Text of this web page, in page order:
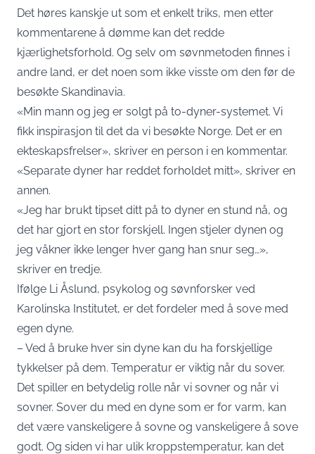
Det høres kanskje ut som et enkelt triks, men etter
kommentarene å dømme kan det redde
kjærlighetsforhold. Og selv om søvnmetoden finnes i
andre land, er det noen som ikke visste om den før de
besøkte Skandinavia.
«Min mann og jeg er solgt på to-dyner-systemet. Vi
fikk inspirasjon til det da vi besøkte Norge. Det er en
ekteskapsfrelser», skriver en person i en kommentar.
«Separate dyner har reddet forholdet mitt», skriver en
annen.
«Jeg har brukt tipset ditt på to dyner en stund nå, og
det har gjort en stor forskjell. Ingen stjeler dynen og
jeg våkner ikke lenger hver gang han snur seg…»,
skriver en tredje.
Ifølge Li Åslund, psykolog og søvnforsker ved
Karolinska Institutet, er det fordeler med å sove med
egen dyne.
– Ved å bruke hver sin dyne kan du ha forskjellige
tykkelser på dem. Temperatur er viktig når du sover.
Det spiller en betydelig rolle når vi sovner og når vi
sovner. Sover du med en dyne som er for varm, kan
det være vanskeligere å sovne og vanskeligere å sove
godt. Og siden vi har ulik kroppstemperatur, kan det